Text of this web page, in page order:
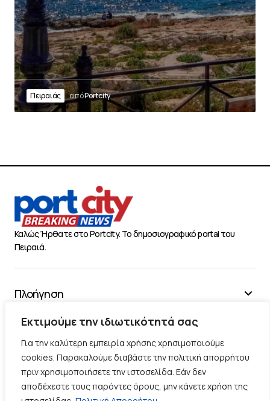
Εκτιμούμε την ιδιωτικότητά σας
Για την καλύτερη εμπειρία χρήσης χρησιμοποιούμε
cookies. Παρακαλούμε διαβάστε την πολιτική απορρήτου
πριν χρησιμοποιήσετε την ιστοσελίδα. Εάν δεν
αποδέχεστε τους παρόντες όρους, μην κάνετε χρήση της
Πειραιάς απόPortcity
Καλώς Ήρθατε στο Portcity. Το δημοσιογραφικό portal του
Πειραιά.
Πλοήγηση
Χρήσιμα
Διάφορα
Ακολουθήστε μας